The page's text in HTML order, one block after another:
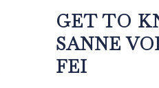
GET TO
SANNE
FEI